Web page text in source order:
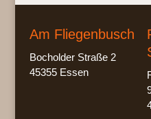
Am Fliegenbusch
Bocholder Straße 2
45355 Essen